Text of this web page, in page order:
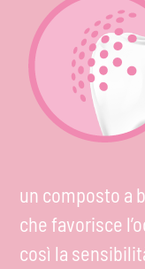
un composto a
che favorisce
così la